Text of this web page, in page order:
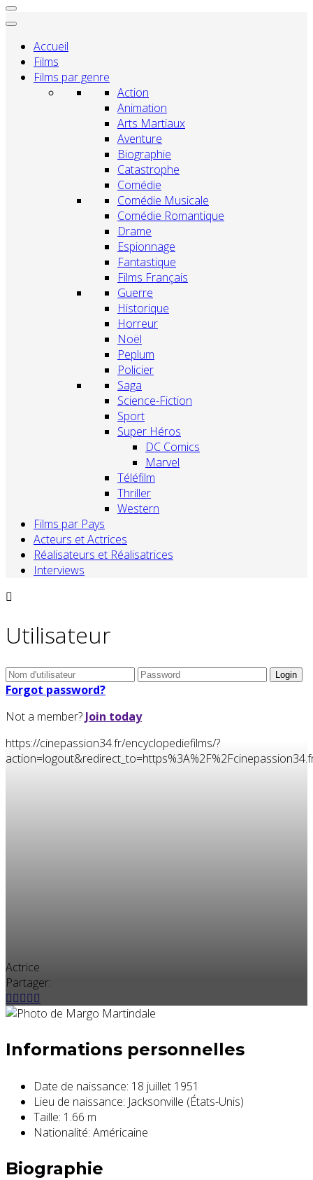
Accueil
Films
Films par genre
Action
Animation
Arts Martiaux
Aventure
Biographie
Catastrophe
Comédie
Comédie Musicale
Comédie Romantique
Drame
Espionnage
Fantastique
Films Français
Guerre
Historique
Horreur
Noël
Peplum
Policier
Saga
Science-Fiction
Sport
Super Héros
DC Comics
Marvel
Téléfilm
Thriller
Western
Films par Pays
Acteurs et Actrices
Réalisateurs et Réalisatrices
Interviews
Utilisateur
Forgot password?
Not a member? Join today
https://cinepassion34.fr/encyclopediefilms/?
Actrice
Partager:
Informations personnelles
Date de naissance: 18 juillet 1951
Lieu de naissance: Jacksonville (États-Unis)
Taille: 1.66 m
Nationalité: Américaine
Biographie